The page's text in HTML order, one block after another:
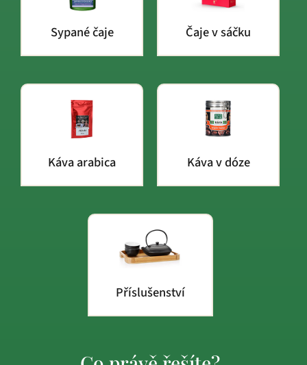
Sypané čaje Čaje v sáčku
Káva arabica Káva v dóze
Příslušenství